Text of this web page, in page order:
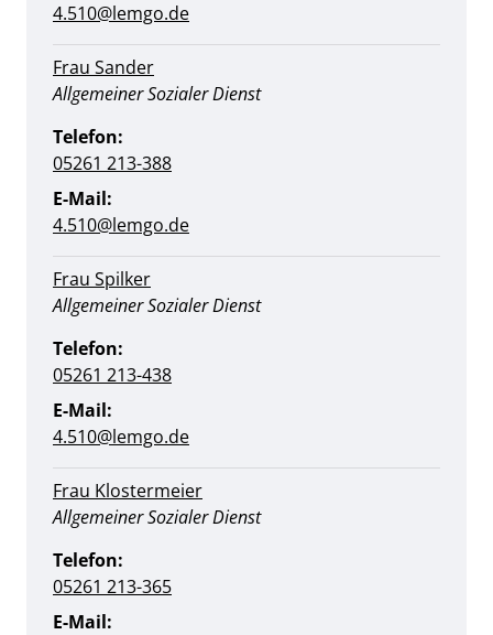
4.510@lemgo.de
Frau Sander
Position:
Allgemeiner Sozialer Dienst
Telefon:
05261 213-388
E-Mail:
4.510@lemgo.de
Frau Spilker
Position:
Allgemeiner Sozialer Dienst
Telefon:
05261 213-438
E-Mail:
4.510@lemgo.de
Frau Klostermeier
Position:
Allgemeiner Sozialer Dienst
Telefon:
05261 213-365
E-Mail: